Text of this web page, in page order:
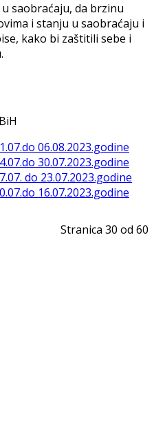
saobraćaju, da brzinu
i stanju u saobraćaju i
kako bi zaštitili sebe i
06.08.2023.godine
30.07.2023.godine
do 23.07.2023.godine
16.07.2023.godine
Stranica 30 od 60